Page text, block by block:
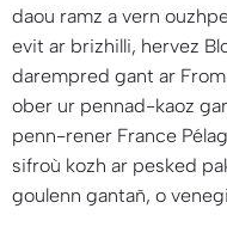
daou ramz a vern
evit ar brizhilli, hervez
darempred gant ar
ober ur pennad-kaoz
penn-rener France
sifroù kozh ar pesked
goulenn gantañ, o